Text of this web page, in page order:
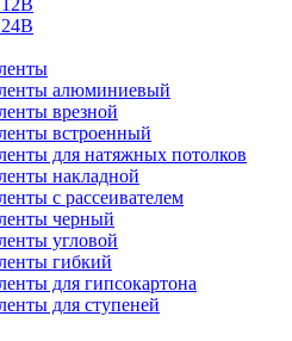
алюминиевый
врезной
встроенный
для натяжных потолков
накладной
с рассеивателем
черный
угловой
гибкий
для гипсокартона
для ступеней